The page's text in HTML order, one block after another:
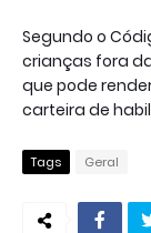
Segundo o
crianças fora
que pode
carteira de
Tags Geral